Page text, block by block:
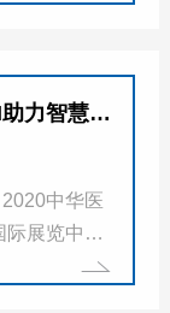
豪联科技亮相CHINC，灵备CDM助力智慧医疗